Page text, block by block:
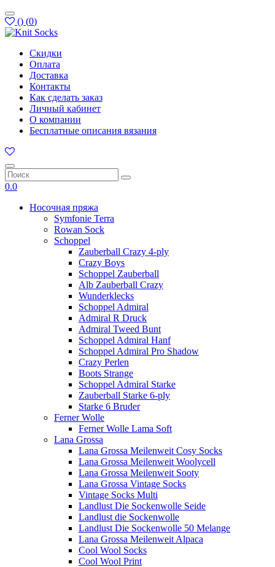
() (0)
Скидки
Оплата
Доставка
Контакты
Как сделать заказ
Личный кабинет
О компании
Бесплатные описания вязания
0.0
Носочная пряжа
Symfonie Terra
Rowan Sock
Schoppel
Zauberball Crazy 4-ply
Crazy Boys
Schoppel Zauberball
Alb Zauberball Crazy
Wunderklecks
Schoppel Admiral
Admiral R Druck
Admiral Tweed Bunt
Schoppel Admiral Hanf
Schoppel Admiral Pro Shadow
Crazy Perlen
Boots Strange
Schoppel Admiral Starke
Zauberball Starke 6-ply
Starke 6 Bruder
Ferner Wolle
Ferner Wolle Lama Soft
Lana Grossa
Lana Grossa Meilenweit Cosy Socks
Lana Grossa Meilenweit Woolycell
Lana Grossa Meilenweit Sooty
Lana Grossa Vintage Socks
Vintage Socks Multi
Landlust Die Sockenwolle Seide
Landlust die Sockenwolle
Landlust Die Sockenwolle 50 Melange
Lana Grossa Meilenweit Alpaca
Cool Wool Socks
Cool Wool Print